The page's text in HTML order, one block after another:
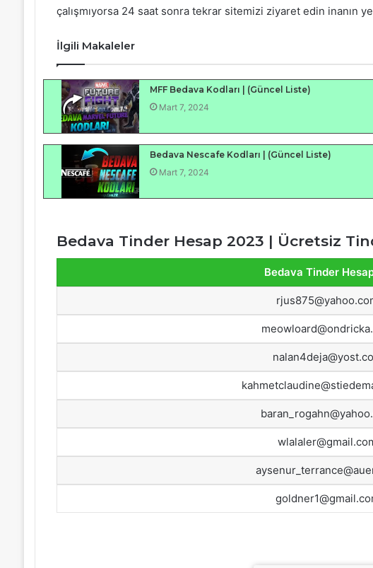
çalışmıyorsa 24 saat sonra tekrar sitemizi ziyaret edin inanın
İlgili Makaleler
MFF Bedava Kodları | (Güncel Liste)
Mart 7, 2024
Bedava Nescafe Kodları | (Güncel Liste)
Mart 7, 2024
Bedava Tinder Hesap 2023 | Ücretsiz
Bedava Tinder